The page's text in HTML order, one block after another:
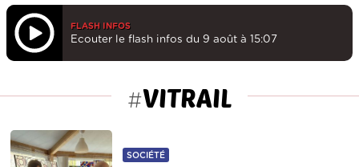
FLASH INFOS
Ecouter le flash infos du 9 août à 15:07
#VITRAIL
SOCIÉTÉ